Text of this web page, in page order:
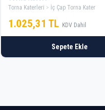
Torna Katerleri İç Çap Torna Kater
1.025,31 TL KDV Dahil
Sepete Ekle